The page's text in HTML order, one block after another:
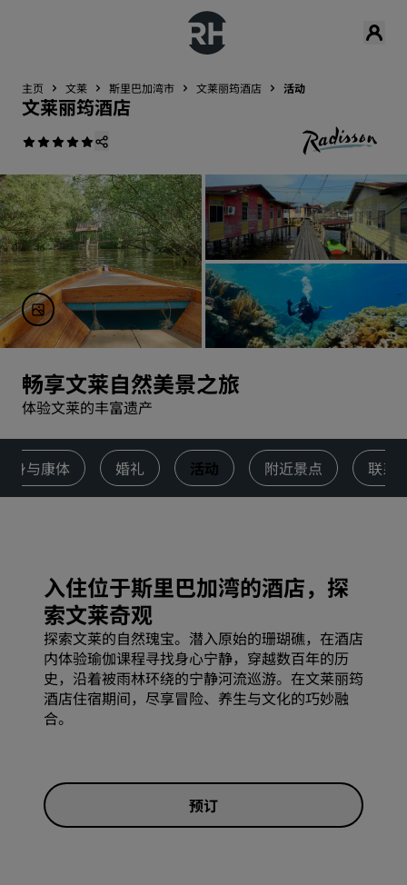
主页 文莱 斯里巴加湾市 文莱丽筠酒店 活动
文莱丽筠酒店
畅享文莱自然美景之旅
体验文莱的丰富遗产
身与康体 婚礼 活动 附近景点 联系
入住位于斯里巴加湾的酒店，探
索文莱奇观
探索文莱的自然瑰宝。潜入原始的珊瑚礁，在酒店
内体验瑜伽课程寻找身心宁静，穿越数百年的历
史，沿着被雨林环绕的宁静河流巡游。在文莱丽筠
酒店住宿期间，尽享冒险、养生与文化的巧妙融
合。
预订